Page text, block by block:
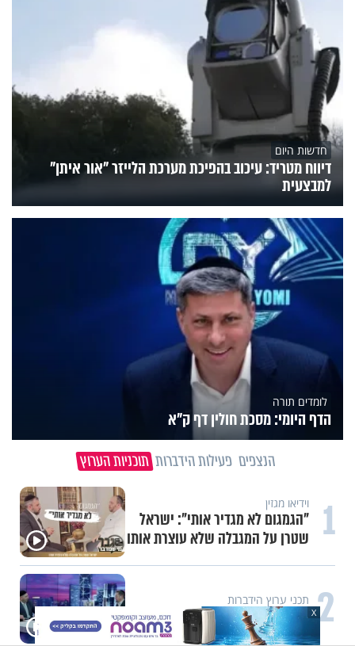
חדשות היום
דיווח מטריד: עיכוב בהפיכת מערכת הלייזר "אור איתן"
למבצעית
לומדים תורה
הדף היומי: מסכת חולין דף ק"א
הנצפים פעילות הידברות תוכניות הערוץ
1 וידיאו מגזין
"הגמגום לא מגדיר אותי": ישראל
שטרן על המגבלה שלא עוצרת אותו
2 תכני ערוץ הידברות
חלום אדיר: מקבץ סגולות X